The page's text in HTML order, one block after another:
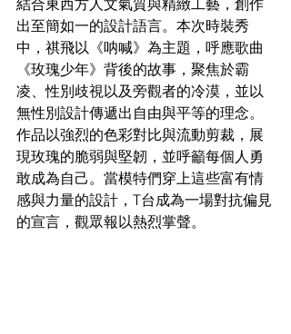
結合東西方人文氣質與精緻工藝，創作
出至簡如一的設計語言。本次時裝秀
中，祺飛以《呐喊》為主題，呼應歌曲
《玫瑰少年》背後的故事，聚焦於霸
凌、性別歧視以及旁觀者的冷漠，並以
無性別設計傳遞出自由與平等的理念。
作品以強烈的色彩對比與流動剪裁，展
現玫瑰的脆弱與堅韌，並呼籲每個人勇
敢成為自己。當模特們穿上這些富有情
感與力量的設計，T台成為一場對抗偏見
的宣言，觀眾報以熱烈掌聲。